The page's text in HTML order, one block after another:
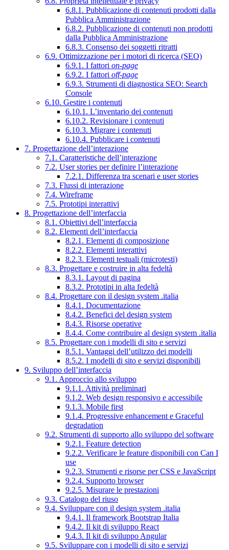
6.8.1. Pubblicazione di contenuti prodotti dalla
Pubblica Amministrazione
6.8.2. Pubblicazione di contenuti non prodotti
dalla Pubblica Amministrazione
6.8.3. Consenso dei soggetti ritratti
6.9. Ottimizzazione per i motori di ricerca (SEO)
6.9.1. I fattori on-page
6.9.2. I fattori off-page
6.9.3. Strumenti di diagnostica SEO: Search
Console
6.10. Gestire i contenuti
6.10.1. L’inventario dei contenuti
6.10.2. Revisionare i contenuti
6.10.3. Migrare i contenuti
6.10.4. Pubblicare i contenuti
7. Progettazione dell’interazione
7.1. Caratteristiche dell’interazione
7.2. User stories per definire l’interazione
7.2.1. Differenza tra scenari e user stories
7.3. Flussi di interazione
7.4. Wireframe
7.5. Prototipi interattivi
8. Progettazione dell’interfaccia
8.1. Obiettivi dell’interfaccia
8.2. Elementi dell’interfaccia
8.2.1. Elementi di composizione
8.2.2. Elementi interattivi
8.2.3. Elementi testuali (microtesti)
8.3. Progettare e costruire in alta fedeltà
8.3.1. Layout di pagina
8.3.2. Prototipi in alta fedeltà
8.4. Progettare con il design system .italia
8.4.1. Documentazione
8.4.2. Benefici del design system
8.4.3. Risorse operative
8.4.4. Come contribuire al design system .italia
8.5. Progettare con i modelli di sito e servizi
8.5.1. Vantaggi dell’utilizzo dei modelli
8.5.2. I modelli di sito e servizi disponibili
9. Sviluppo dell’interfaccia
9.1. Approccio allo sviluppo
9.1.1. Attività preliminari
9.1.2. Web design responsivo e accessibile
9.1.3. Mobile first
9.1.4. Progressive enhancement e Graceful
degradation
9.2. Strumenti di supporto allo sviluppo del software
9.2.1. Feature detection
9.2.2. Verificare le feature disponibili con Can I
use
9.2.3. Strumenti e risorse per CSS e JavaScript
9.2.4. Supporto browser
9.2.5. Misurare le prestazioni
9.3. Catalogo del riuso
9.4. Sviluppare con il design system .italia
9.4.1. Il framework Bootstrap Italia
9.4.2. Il kit di sviluppo React
9.4.3. Il kit di sviluppo Angular
9.5. Sviluppare con i modelli di sito e servizi